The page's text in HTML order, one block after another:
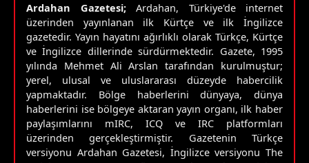
Ardahan Gazetesi;Ardahan, Türkiye'de internet
üzerinden yayınlanan ilk Kürtçe ve ilk İngilizce
gazetedir. Yayın hayatını ağırlıklı olarak Türkçe, Kürtçe
ve İngilizce dillerinde sürdürmektedir. Gazete, 1995
yılında Mehmet Ali Arslan tarafından kurulmuştur;
yerel, ulusal ve uluslararası düzeyde habercilik
yapmaktadır. Bölge haberlerini dünyaya, dünya
haberlerini ise bölgeye aktaran yayın organı, ilk haber
paylaşımlarını mIRC, ICQ ve IRC platformları
üzerinden gerçekleştirmiştir. Gazetenin Türkçe
versiyonu Ardahan Gazetesi, İngilizce versiyonu The